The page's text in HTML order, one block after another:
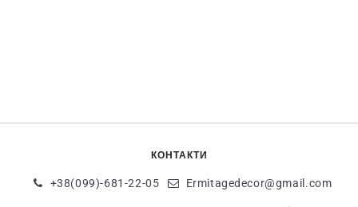
КОНТАКТИ
+38(099)-681-22-05 Ermitagedecor@gmail.com